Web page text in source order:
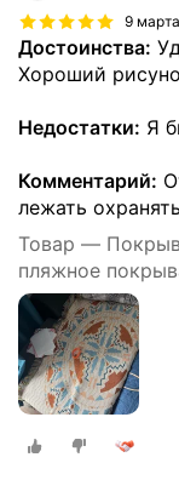
9
Достоинства:
Хороший
Недостатки: Я
Комментарий:
лежать
Товар —
пляжное
современное
цвета Моранди,